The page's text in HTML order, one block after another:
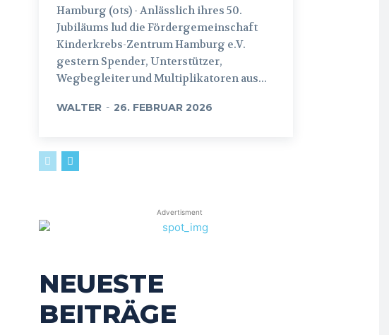
Hamburg (ots) - Anlässlich ihres 50.
Jubiläums lud die Fördergemeinschaft
Kinderkrebs-Zentrum Hamburg e.V.
gestern Spender, Unterstützer,
Wegbegleiter und Multiplikatoren aus...
WALTER - 26. FEBRUAR 2026
Advertisment
NEUESTE
BEITRÄGE